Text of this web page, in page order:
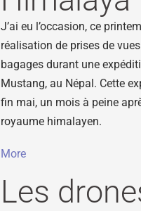
J’ai eu l’occasion, ce
réalisation de prises de
bagages durant une
Mustang, au Népal. Cette
fin mai, un mois à peine
royaume himalayen.
More
Les